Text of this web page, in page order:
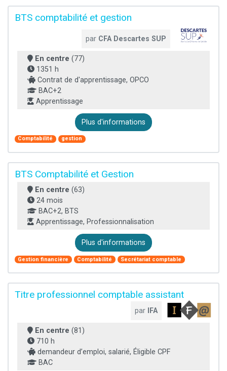
BTS comptabilité et gestion
par CFA Descartes SUP
En centre (77)
1351 h
Contrat de d'apprentissage, OPCO
BAC+2
Apprentissage
Plus d'informations
Comptabilité gestion
BTS Comptabilité et Gestion
En centre (63)
24 mois
BAC+2, BTS
Apprentissage, Professionnalisation
Plus d'informations
Gestion financière Comptabilité Secrétariat comptable
Titre professionnel comptable assistant
par IFA
En centre (81)
710 h
demandeur d’emploi, salarié, Éligible CPF
BAC